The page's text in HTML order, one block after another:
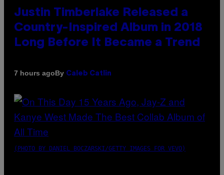
Justin Timberlake Released a
Country-Inspired Album in 2018
Long Before It Became a Trend
7 hours agoBy Caleb Catlin
(PHOTO BY DANIEL BOCZARSKI/GETTY IMAGES FOR VEVO)